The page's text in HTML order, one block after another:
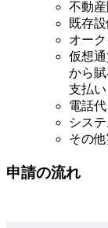
不動
既存
オー
仮想
から
支払い
電話
シス
その
申請の流れ